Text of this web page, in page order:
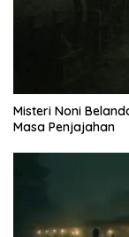
Misteri Noni
Masa Penjajahan